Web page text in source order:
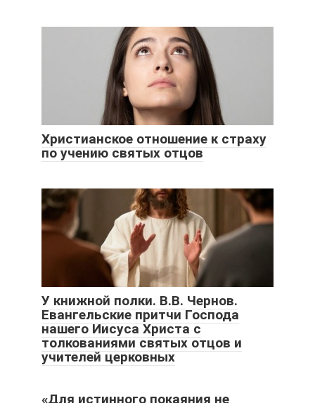
Христианское отношение к страху
по учению святых отцов
У книжной полки. В.В. Чернов.
Евангельские притчи Господа
нашего Иисуса Христа с
толкованиями святых отцов и
учителей церковных
«Для истинного покаяния не